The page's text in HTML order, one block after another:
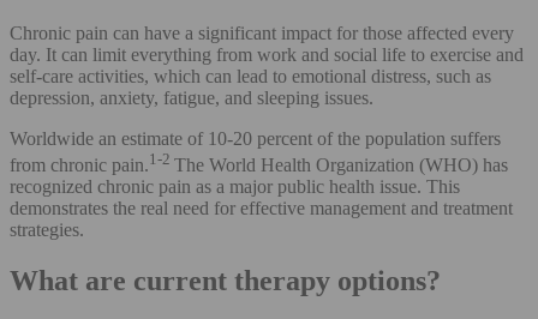
Chronic pain can have a significant impact for those affected every
day. It can limit everything from work and social life to exercise and
self-care activities, which can lead to emotional distress, such as
depression, anxiety, fatigue, and sleeping issues.
Worldwide an estimate of 10-20 percent of the population suffers
from chronic pain.1 -2 The World Health Organization (WHO) has
recognized chronic pain as a major public health issue. This
demonstrates the real need for effective management and treatment
strategies.
What are current therapy options?